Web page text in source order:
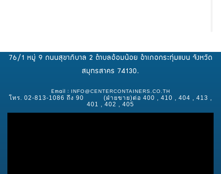
76/1 หมู่ 9 ถนนสุขาภิบาล 2 ตำบลอ้อมน้อย อำเภอกระทุ่มแบน จังหวัด
สมุทรสาคร 74130.
Email : INFO@CENTERCONTAINERS.CO.TH
โทร. 02-813-1086 ถึง 90 (ฝ่ายขาย)ต่อ 400 , 410 , 404 , 413 ,
401 , 402 , 405